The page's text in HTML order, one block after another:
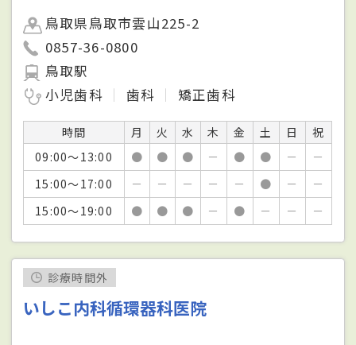
鳥取県鳥取市雲山225-2
0857-36-0800
鳥取駅
小児歯科
歯科 矯正歯科
時間 月 火 水 木 金 土 日
祝
09:00～13:00
● ● ● － ● ● －
－
15:00～17:00
－ － － － － ● －
－
15:00～19:00
● ● ● － ● － － －
診療時間外
いしこ内科循環器科医院